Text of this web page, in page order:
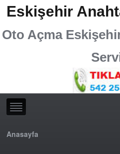
Eskişehir
Oto Açma
Anasayfa